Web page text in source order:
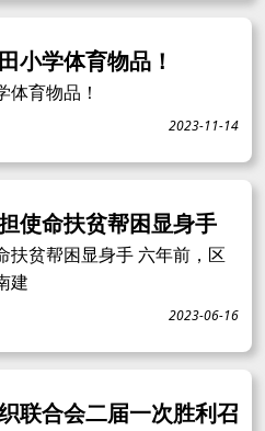
小学体育物品！
育物品！
2023-11-14
使命扶贫帮困显身手
扶贫帮困显身手 六年前，区
建
2023-06-16
联合会二届一次胜利召